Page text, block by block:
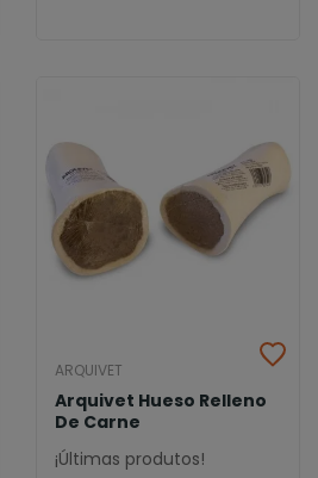
ARQUIVET
Arquivet Hueso Relleno
De Carne
¡Últimas produtos!